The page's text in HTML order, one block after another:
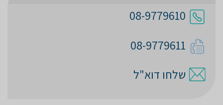
08-9779610
08-9779611
שלחו דוא"ל